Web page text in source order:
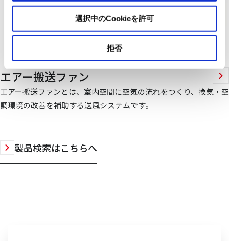
選択中のCookieを許可
拒否
エアー搬送ファン
エアー搬送ファンとは、室内空間に空気の流れをつくり、換気・空
調環境の改善を補助する送風システムです。
製品検索はこちらへ